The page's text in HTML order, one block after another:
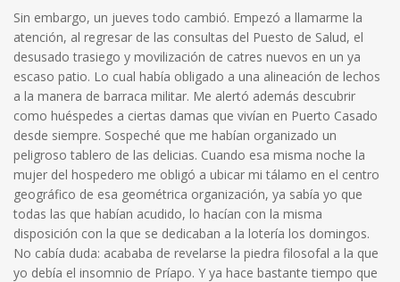
Sin embargo, un jueves todo cambió. Empezó a llamarme la
atención, al regresar de las consultas del Puesto de Salud, el
desusado trasiego y movilización de catres nuevos en un ya
escaso patio. Lo cual había obligado a una alineación de lechos
a la manera de barraca militar. Me alertó además descubrir
como huéspedes a ciertas damas que vivían en Puerto Casado
desde siempre. Sospeché que me habían organizado un
peligroso tablero de las delicias. Cuando esa misma noche la
mujer del hospedero me obligó a ubicar mi tálamo en el centro
geográfico de esa geométrica organización, ya sabía yo que
todas las que habían acudido, lo hacían con la misma
disposición con la que se dedicaban a la lotería los domingos.
No cabía duda: acababa de revelarse la piedra filosofal a la que
yo debía el insomnio de Príapo. Y ya hace bastante tiempo que